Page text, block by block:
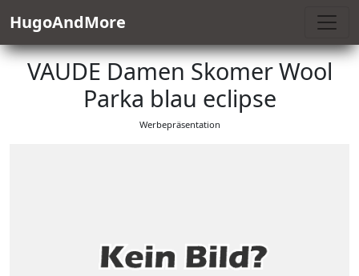
HugoAndMore
VAUDE Damen Skomer Wool
Parka blau eclipse
Werbepräsentation